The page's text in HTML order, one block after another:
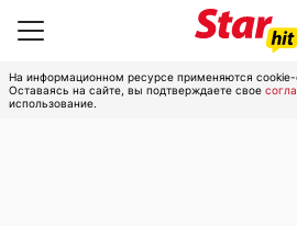
На информационном ресурсе применяются
Оставаясь на сайте, вы подтверждаете свое
использование.